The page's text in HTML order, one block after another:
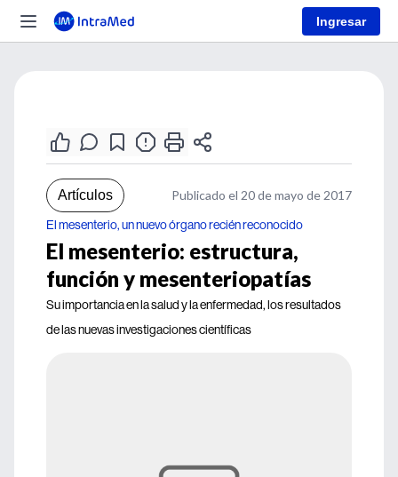
Ingresar
Artículos Publicado el 20 de mayo de 2017
El mesenterio, un nuevo órgano recién reconocido
El mesenterio: estructura,
función y mesenteriopatías
Su importancia en la salud y la enfermedad, los resultados
de las nuevas investigaciones científicas